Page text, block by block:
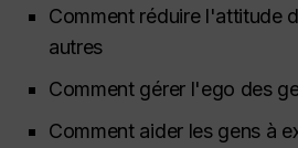
Comment réduire l'attitude
autres
Comment gérer l'ego des
Comment aider les gens à